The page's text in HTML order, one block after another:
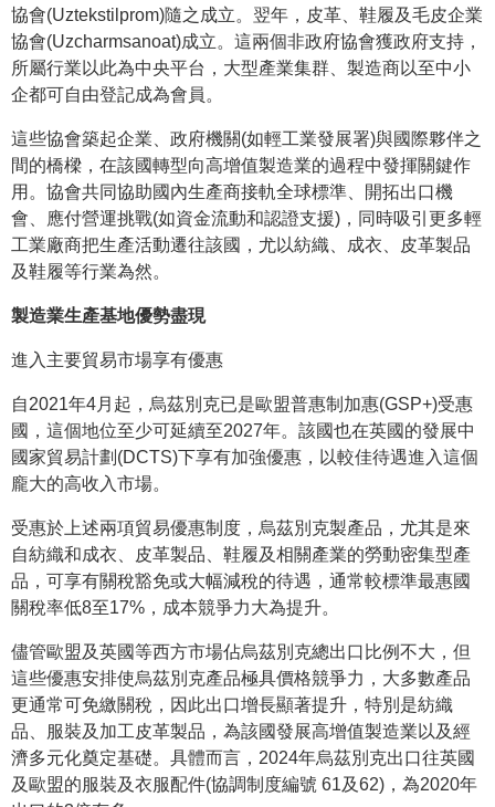
協會(Uztekstilprom)隨之成立。翌年，皮革、鞋履及毛皮企業
協會(Uzcharmsanoat)成立。這兩個非政府協會獲政府支持，
所屬行業以此為中央平台，大型產業集群、製造商以至中小
企都可自由登記成為會員。
這些協會築起企業、政府機關(如輕工業發展署)與國際夥伴之
間的橋樑，在該國轉型向高增值製造業的過程中發揮關鍵作
用。協會共同協助國內生產商接軌全球標準、開拓出口機
會、應付營運挑戰(如資金流動和認證支援)，同時吸引更多輕
工業廠商把生產活動遷往該國，尤以紡織、成衣、皮革製品
及鞋履等行業為然。
製造業生產基地優勢盡現
進入主要貿易市場享有優惠
自2021年4月起，烏茲別克已是歐盟普惠制加惠(GSP+)受惠
國，這個地位至少可延續至2027年。該國也在英國的發展中
國家貿易計劃(DCTS)下享有加強優惠，以較佳待遇進入這個
龐大的高收入市場。
受惠於上述兩項貿易優惠制度，烏茲別克製產品，尤其是來
自紡織和成衣、皮革製品、鞋履及相關產業的勞動密集型產
品，可享有關稅豁免或大幅減稅的待遇，通常較標準最惠國
關稅率低8至17%，成本競爭力大為提升。
儘管歐盟及英國等西方市場佔烏茲別克總出口比例不大，但
這些優惠安排使烏茲別克產品極具價格競爭力，大多數產品
更通常可免繳關稅，因此出口增長顯著提升，特別是紡織
品、服裝及加工皮革製品，為該國發展高增值製造業以及經
濟多元化奠定基礎。具體而言，2024年烏茲別克出口往英國
及歐盟的服裝及衣服配件(協調制度編號 61及62)，為2020年